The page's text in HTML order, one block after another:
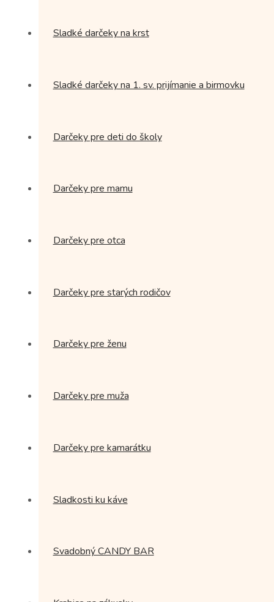
Sladké darčeky na krst
Sladké darčeky na 1. sv. prijímanie a birmovku
Darčeky pre deti do školy
Darčeky pre mamu
Darčeky pre otca
Darčeky pre starých rodičov
Darčeky pre ženu
Darčeky pre muža
Darčeky pre kamarátku
Sladkosti ku káve
Svadobný CANDY BAR